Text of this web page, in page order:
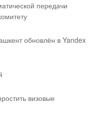
передачи
обновлён в Yandex
визовые